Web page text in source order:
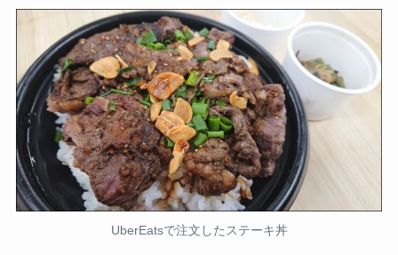
UberEatsで注文したステーキ丼